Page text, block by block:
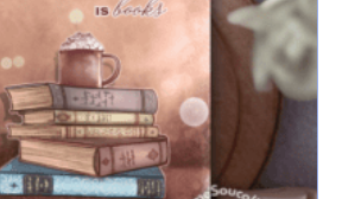
la
page
du
produit